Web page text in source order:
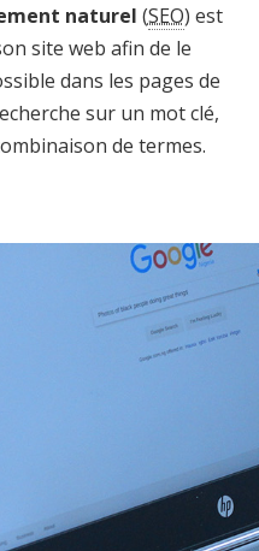
naturel (SEO) est
site web afin de le
dans les pages de
sur un mot clé,
de termes.